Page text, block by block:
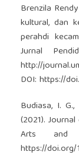
Brenzila
kultural, dan
perahdi
Jurnal
http://
DOI: https://
Budiasa, I.
(2021).
Arts and
https://doi.org/